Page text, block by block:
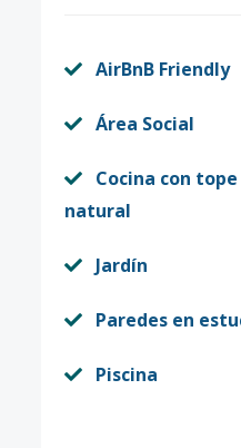
AirBnB Friendly
Área Social
Cocina con
natural
Jardín
Paredes en
Piscina